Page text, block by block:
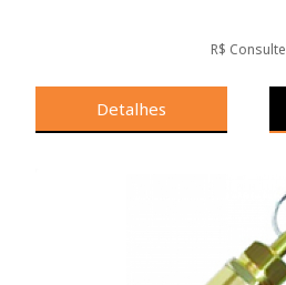
R$ Consulte
Detalhes